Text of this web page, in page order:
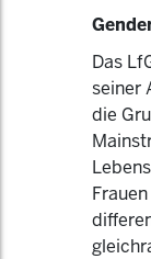
Das
seiner
die